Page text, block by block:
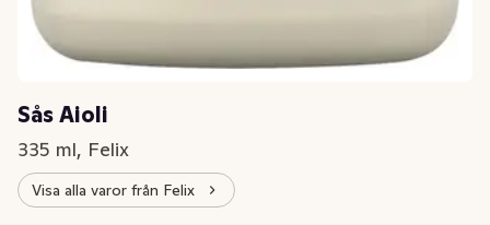
Sås Aioli
335 ml, Felix
Visa alla varor från Felix